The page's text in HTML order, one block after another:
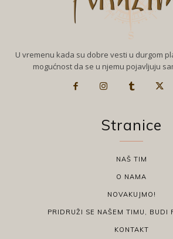
U vremenu kada su dobre vesti u durgom
mogućnost da se u njemu pojavljuju
Stranice
NAŠ TIM
O NAMA
NOVAKUJMO!
PRIDRUŽI SE NAŠEM TIMU, BUDI
KONTAKT